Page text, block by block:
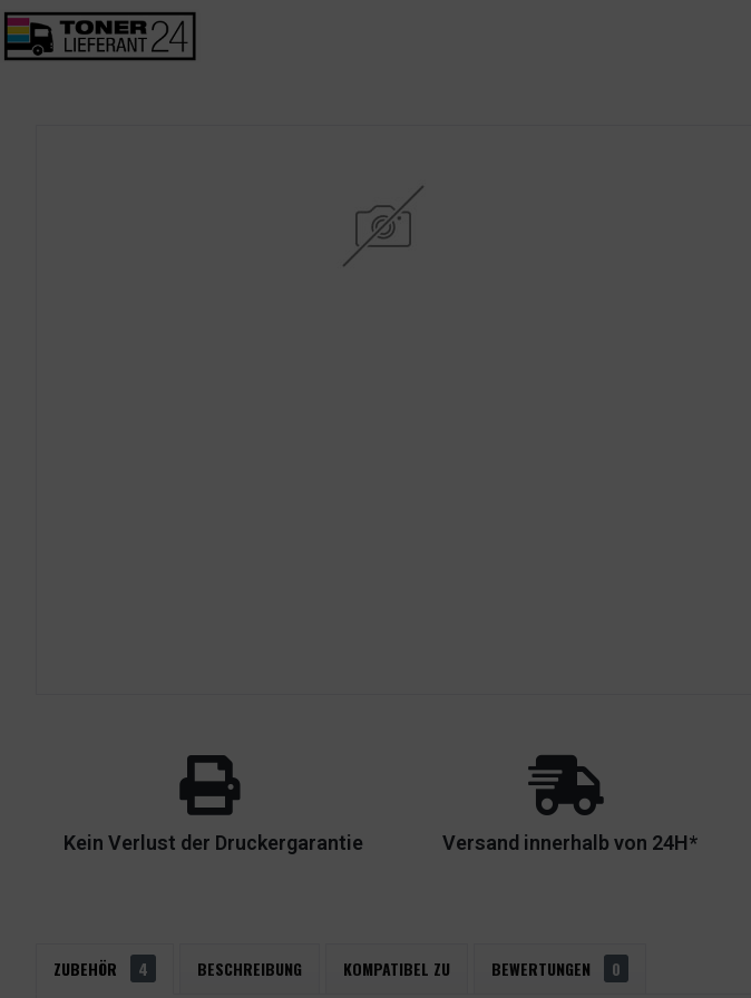
Kein Verlust der Druckergarantie Versand innerhalb von 24H*
ZUBEHÖR 4 BESCHREIBUNG KOMPATIBEL ZU BEWERTUNGEN 0